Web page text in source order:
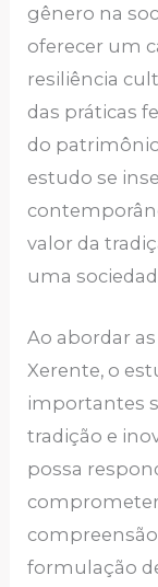
gênero na
oferecer um
resiliência
das práticas
do
estudo se
valor da
uma
Ao abordar
Xerente, o
importantes
tradição e
possa
comprometer
formulação